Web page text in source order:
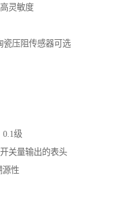
灵敏度
压阻传感器可选
0.1级
关量输出的表头
源性